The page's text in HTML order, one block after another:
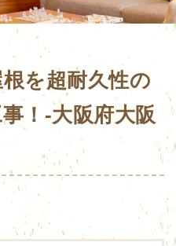
を超耐久性の
！-大阪府大阪